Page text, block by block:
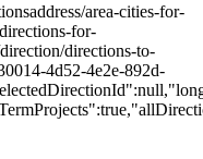
area-cities-for-
for-
directions-to-
4d52-4e2e-892d-